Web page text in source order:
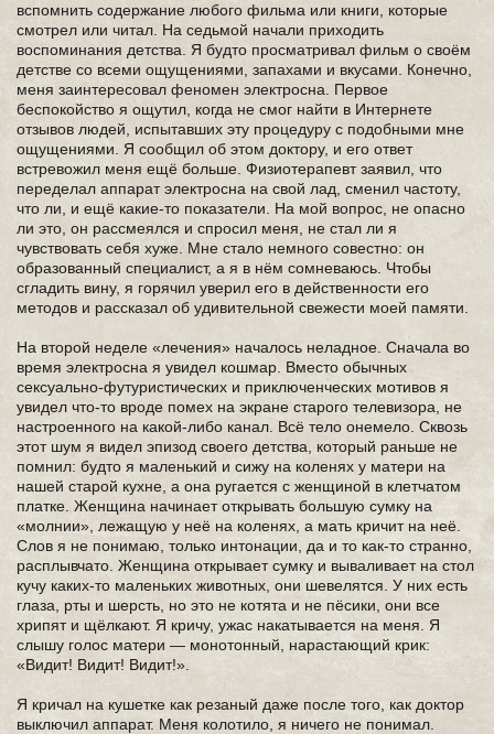
вспомнить содержание любого фильма или книги, которые
смотрел или читал. На седьмой начали приходить
воспоминания детства. Я будто просматривал фильм о своём
детстве со всеми ощущениями, запахами и вкусами. Конечно,
меня заинтересовал феномен электросна. Первое
беспокойство я ощутил, когда не смог найти в Интернете
отзывов людей, испытавших эту процедуру с подобными мне
ощущениями. Я сообщил об этом доктору, и его ответ
встревожил меня ещё больше. Физиотерапевт заявил, что
переделал аппарат электросна на свой лад, сменил частоту,
что ли, и ещё какие-то показатели. На мой вопрос, не опасно
ли это, он рассмеялся и спросил меня, не стал ли я
чувствовать себя хуже. Мне стало немного совестно: он
образованный специалист, а я в нём сомневаюсь. Чтобы
сгладить вину, я горячил уверил его в действенности его
методов и рассказал об удивительной свежести моей памяти.
На второй неделе «лечения» началось неладное. Сначала во
время электросна я увидел кошмар. Вместо обычных
сексуально-футуристических и приключенческих мотивов я
увидел что-то вроде помех на экране старого телевизора, не
настроенного на какой-либо канал. Всё тело онемело. Сквозь
этот шум я видел эпизод своего детства, который раньше не
помнил: будто я маленький и сижу на коленях у матери на
нашей старой кухне, а она ругается с женщиной в клетчатом
платке. Женщина начинает открывать большую сумку на
«молнии», лежащую у неё на коленях, а мать кричит на неё.
Слов я не понимаю, только интонации, да и то как-то странно,
расплывчато. Женщина открывает сумку и вываливает на стол
кучу каких-то маленьких животных, они шевелятся. У них есть
глаза, рты и шерсть, но это не котята и не пёсики, они все
хрипят и щёлкают. Я кричу, ужас накатывается на меня. Я
слышу голос матери — монотонный, нарастающий крик:
«Видит! Видит! Видит!».
Я кричал на кушетке как резаный даже после того, как доктор
выключил аппарат. Меня колотило, я ничего не понимал.